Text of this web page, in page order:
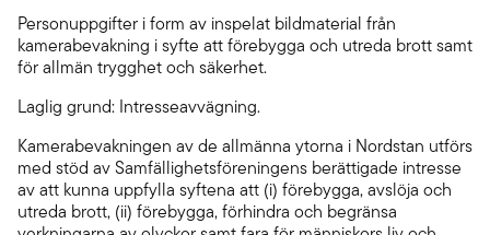
Personuppgifter i form av inspelat bildmaterial från
kamerabevakning i syfte att förebygga och utreda brott samt
för allmän trygghet och säkerhet.
Laglig grund: Intresseavvägning.
Kamerabevakningen av de allmänna ytorna i Nordstan utförs
med stöd av Samfällighetsföreningens berättigade intresse
av att kunna uppfylla syftena att (i) förebygga, avslöja och
utreda brott, (ii) förebygga, förhindra och begränsa